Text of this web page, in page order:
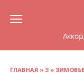
ГЛАВНАЯ » З »